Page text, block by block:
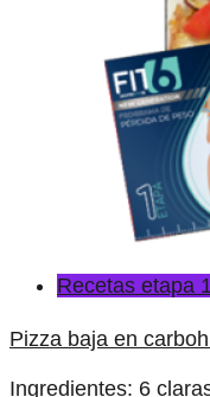
Recetas etapa
Pizza baja en
Ingredientes: 6